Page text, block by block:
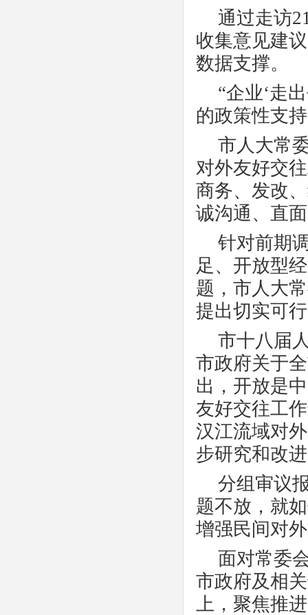
通过走访
收集意见建议
数据支撑。
“企业‘走
的政策性支
市人大常
对外友好交
商务、发改
诚沟通、直
针对前期
足、开放型
题，市人大
提出切实可
市十八届
市政府关于
出，开放是
友好交往工
汉江流域对
步研究和改
分组审议
题不放，就
增强民间对
面对常委
市政府及相
上，聚焦推